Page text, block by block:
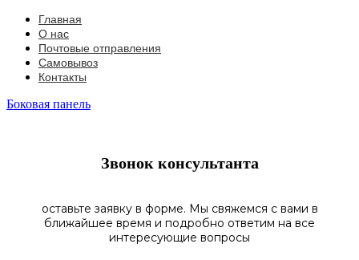
Главная
О нас
Почтовые отправления
Самовывоз
Контакты
Боковая панель
Звонок консультанта
оставьте заявку в форме. Мы свяжемся с вами в
ближайшее время и подробно ответим на все
интересующие вопросы